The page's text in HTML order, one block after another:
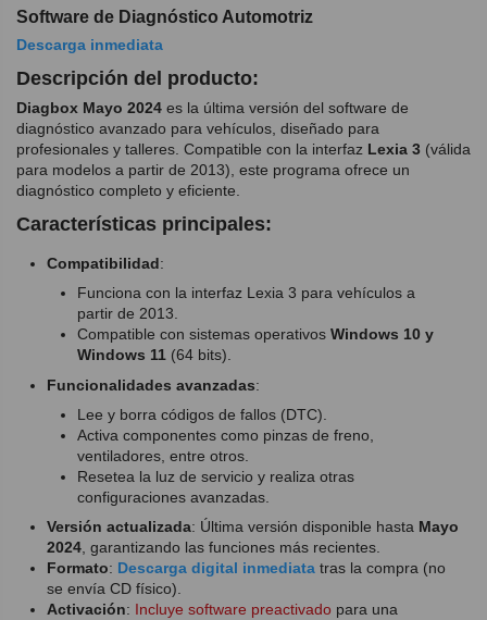
Software de Diagnóstico Automotriz
Descarga inmediata
Descripción del producto:
Diagbox Mayo 2024 es la última versión del software de
diagnóstico avanzado para vehículos, diseñado para
profesionales y talleres. Compatible con la interfaz Lexia 3 (válida
para modelos a partir de 2013), este programa ofrece un
diagnóstico completo y eficiente.
Características principales:
Compatibilidad:
Funciona con la interfaz Lexia 3 para vehículos a
partir de 2013.
Compatible con sistemas operativos Windows 10 y
Windows 11 (64 bits).
Funcionalidades avanzadas:
Lee y borra códigos de fallos (DTC).
Activa componentes como pinzas de freno,
ventiladores, entre otros.
Resetea la luz de servicio y realiza otras
configuraciones avanzadas.
Versión actualizada: Última versión disponible hasta Mayo
2024, garantizando las funciones más recientes.
Formato: Descarga digital inmediata tras la compra (no
se envía CD físico).
Activación: Incluye software preactivado para una